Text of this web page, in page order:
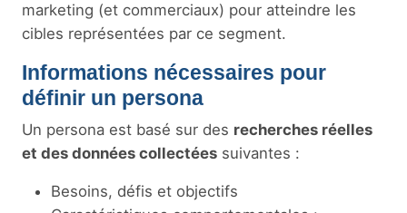
marketing (et commerciaux) pour atteindre les
cibles représentées par ce segment.
Informations nécessaires pour
définir un persona
Un persona est basé sur des recherches réelles
et des données collectées suivantes :
Besoins, défis et objectifs